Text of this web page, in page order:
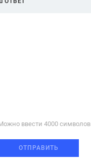
ввести 4000 cимволов
ОТПРАВИТЬ